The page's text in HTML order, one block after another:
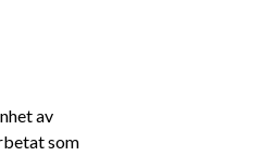
Har erfarenhet av